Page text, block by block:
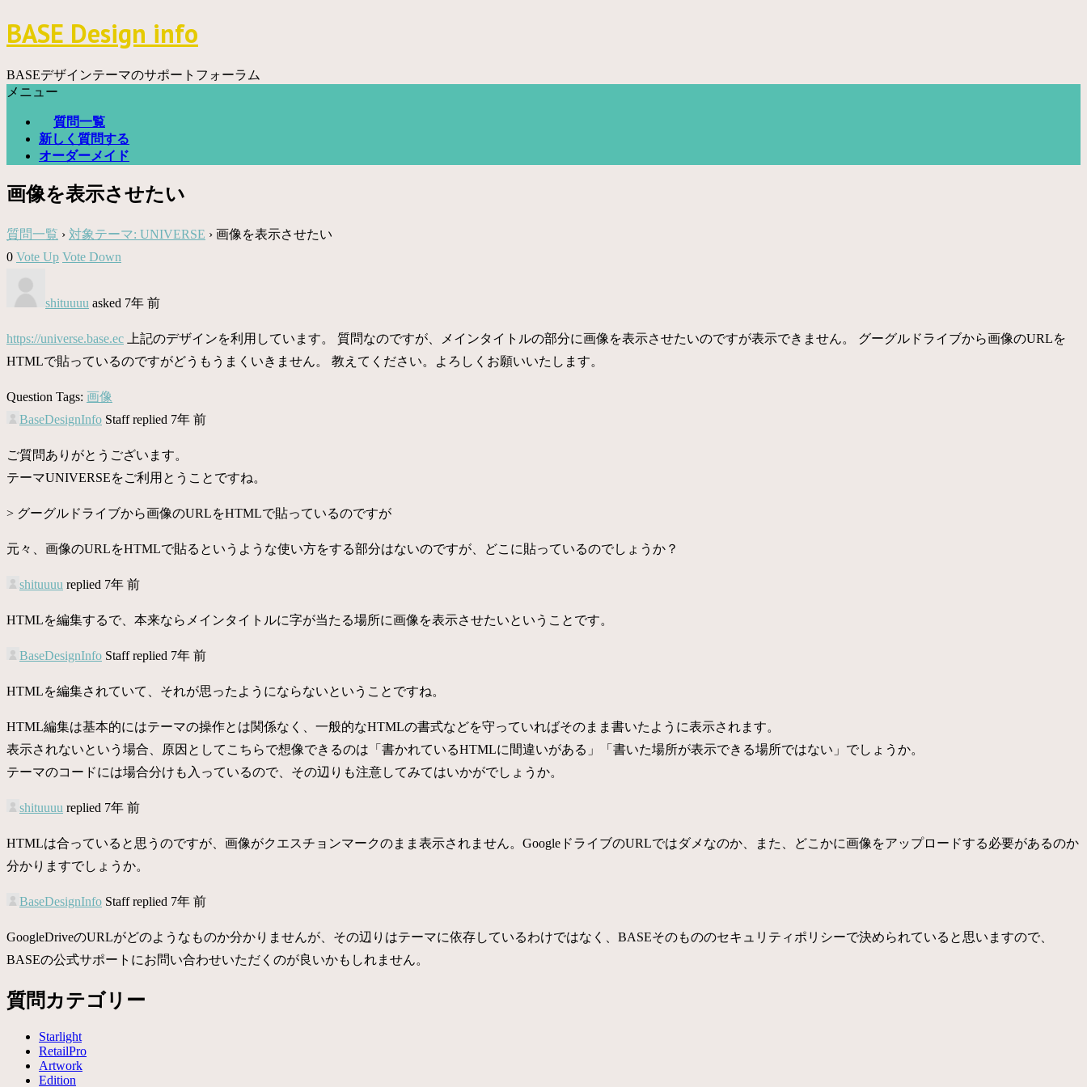
コ
ン
ン
ツ
BASE Design info
BASEデザインテーマのサポートフォーラム
メニュー
質問一覧
新しく質問する
オーダーメイド
画像を表示させたい
質問一覧 › 対象テーマ: UNIVERSE › 画像を表示させたい
0 Vote Up Vote Down
shituuuu asked 7年 前
https://universe.base.ec 上記のデザインを利用しています。 質問なのですが、メインタイトルの部分に画像を表示させたいのですが表示できません。 グーグルドライブから画像のURLを
HTMLで貼っているのですがどうもうまくいきません。 教えてください。よろしくお願いいたします。
Question Tags: 画像
BaseDesignInfo Staffreplied 7年 前
ご質問ありがとうございます。
テーマUNIVERSEをご利用とうことですね。
> グーグルドライブから画像のURLをHTMLで貼っているのですが
元々、画像のURLをHTMLで貼るというような使い方をする部分はないのですが、どこに貼っているのでしょうか？
shituuuu replied 7年 前
HTMLを編集するで、本来ならメインタイトルに字が当たる場所に画像を表示させたいということです。
BaseDesignInfo Staffreplied 7年 前
HTMLを編集されていて、それが思ったようにならないということですね。
HTML編集は基本的にはテーマの操作とは関係なく、一般的なHTMLの書式などを守っていればそのまま書いたように表示されます。
表示されないという場合、原因としてこちらで想像できるのは「書かれているHTMLに間違いがある」「書いた場所が表示できる場所ではない」でしょうか。
テーマのコードには場合分けも入っているので、その辺りも注意してみてはいかがでしょうか。
shituuuu replied 7年 前
HTMLは合っていると思うのですが、画像がクエスチョンマークのまま表示されません。GoogleドライブのURLではダメなのか、また、どこかに画像をアップロードする必要があるのか
分かりますでしょうか。
BaseDesignInfo Staffreplied 7年 前
GoogleDriveのURLがどのようなものか分かりませんが、その辺りはテーマに依存しているわけではなく、BASEそのもののセキュリティポリシーで決められていると思いますので、
BASEの公式サポートにお問い合わせいただくのが良いかもしれません。
質問カテゴリー
Starlight
RetailPro
Artwork
Edition